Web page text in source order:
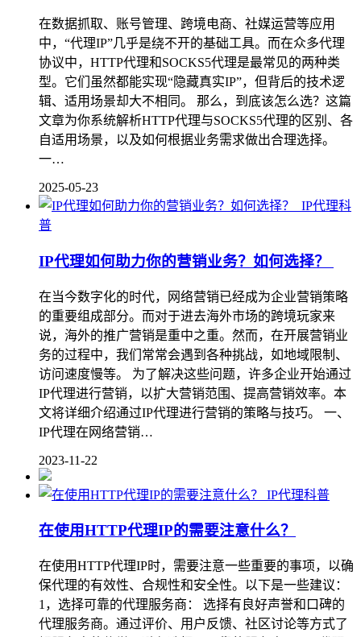
在数据抓取、账号管理、跨境电商、社媒运营等应用
中，“代理IP”几乎是绕不开的基础工具。而在众多代理
协议中，HTTP代理和SOCKS5代理是最常见的两种类
型。它们虽然都能实现“隐藏真实IP”，但背后的技术逻
辑、适用场景却大不相同。 那么，到底该怎么选？这篇
文章为你系统解析HTTP代理与SOCKS5代理的区别、各
自适用场景，以及如何根据业务需求做出合理选择。
一…
2025-05-23
IP代理科
普
IP代理如何助力你的营销业务？如何选择？
在当今数字化的时代，网络营销已经成为企业营销策略
的重要组成部分。而对于进去海外市场的跨境玩家来
说，海外的推广营销是重中之重。然而，在开展营销业
务的过程中，我们常常会遇到各种挑战，如地域限制、
访问速度慢等。 为了解决这些问题，许多企业开始通过
IP代理进行营销，以扩大营销范围、提高营销效率。本
文将详细介绍通过IP代理进行营销的策略与技巧。 一、
IP代理在网络营销…
2023-11-22
IP代理科普
在使用HTTP代理IP的需要注意什么？
在使用HTTP代理IP时，需要注意一些重要的事项，以确
保代理的有效性、合规性和安全性。以下是一些建议：
1，选择可靠的代理服务商： 选择有良好声誉和口碑的
代理服务商。通过评价、用户反馈、社区讨论等方式了